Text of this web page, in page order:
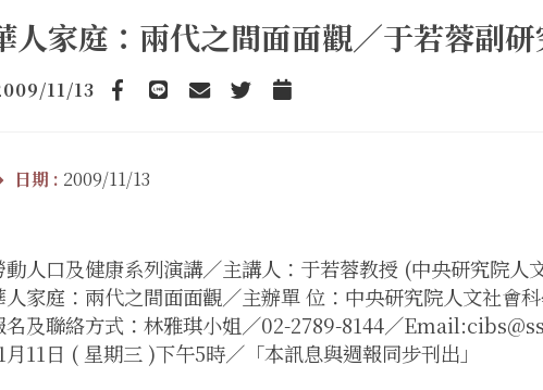
人家庭：兩代之間面面觀／于若蓉副
11/13
Facebook TwitterAdd to Calendar
日期 : 2009/11/13
動人口及健康系列演講／主講人：于若蓉教授 (中央研究院人
人家庭：兩代之間面面觀／主辦單 位：中央研究院人文社會
名及聯絡方式：林雅琪小姐／02-2789-8144／
月11日 ( 星期三 )下午5時／「本訊息與週報同步刊出」